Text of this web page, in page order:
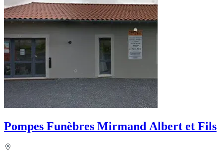
Pompes Funèbres Mirmand Albert et Fils